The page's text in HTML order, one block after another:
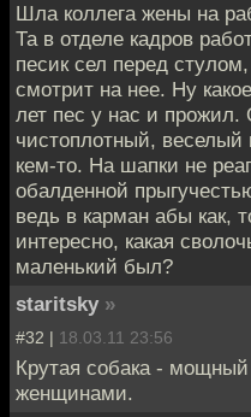
Шла коллега жены на
Та в отделе кадров
песик сел перед
смотрит на нее. Ну
лет пес у нас и
чистоплотный,
кем-то. На шапки не
обалденной
ведь в карман абы как,
интересно, какая
маленький был?
staritsky »
#32 | 18.03.11 23:56
Крутая собака -
женщинами.